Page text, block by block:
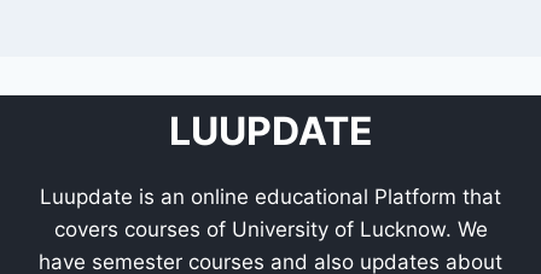
LUUPDATE
Luupdate is an online educational Platform that
covers courses of University of Lucknow. We
have semester courses and also updates about